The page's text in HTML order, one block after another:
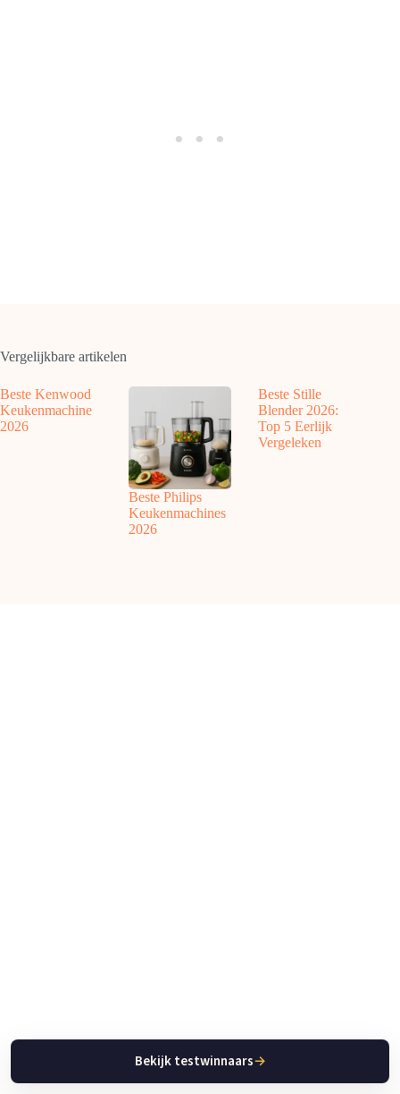
Vergelijkbare artikelen
Beste Kenwood
Keukenmachine
2026
Beste Philips
Keukenmachines
2026
Beste Stille
Blender 2026:
Top 5 Eerlijk
Vergeleken
Bekijk testwinnaars→